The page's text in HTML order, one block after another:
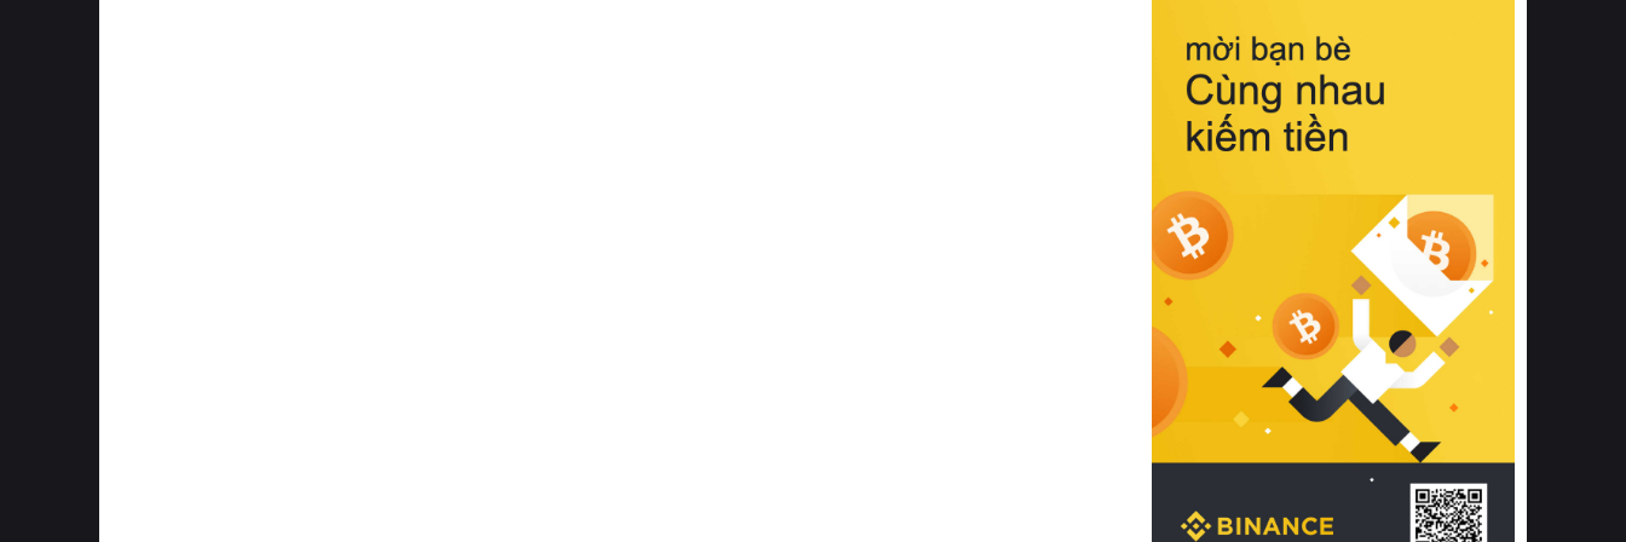
hồi chuẩn xác của phần đệm nâng đỡ
cột sống.
Bên cạnh đó, việc lựa chọn các dòng
sản phẩm đạt chuẩn chất lượng quốc
tế còn giúp ngăn ngừa tình trạng kích
khuẩn và nấm mốc trong điều kiện
thời tiết nóng ẩm. Bạn có thể tìm hiểu
thêm các nghiên cứu khoa học về tác
động của giấc ngủ và môi trường
phòng ngủ đối với sức khỏe con
người tại Sleep Foundation (External
Link) để có cái nhìn toàn diện hơn.
2. Các tiêu chí vàng khi lựa chọn
chăn ga gối đệm cao cấp cho phòng
ngủ
Để sở hữu một bộ chăn ga gối đệm
cao cấp hoàn hảo cả về thẩm mỹ lẫn
công năng, người tiêu dùng cần cân
nhắc kỹ lưỡng các tiêu chí quan trọng